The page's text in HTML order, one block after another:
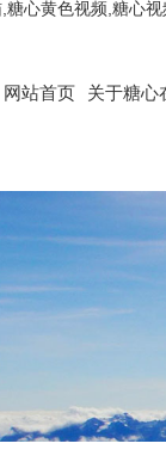
心黄色视频,糖心
网站首页 关于糖心